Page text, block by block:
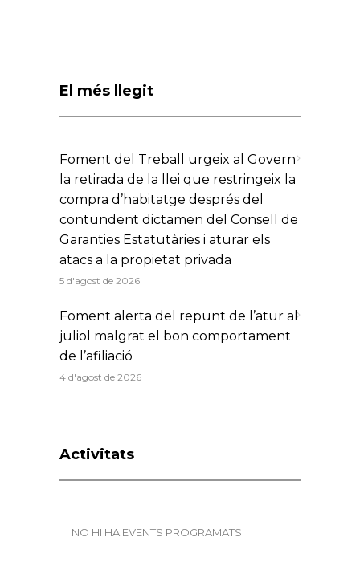
El més llegit
Foment del Treball urgeix al Govern
la retirada de la llei que restringeix la
compra d’habitatge després del
contundent dictamen del Consell de
Garanties Estatutàries i aturar els
atacs a la propietat privada
5 d'agost de 2026
Foment alerta del repunt de l’atur al
juliol malgrat el bon comportament
de l’afiliació
4 d'agost de 2026
Activitats
NO HI HA EVENTS PROGRAMATS